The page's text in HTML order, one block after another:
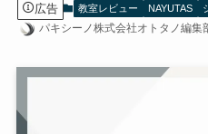
広告 教室レビュー NAYUTAS
パキシーノ株式会社オトタノ編集